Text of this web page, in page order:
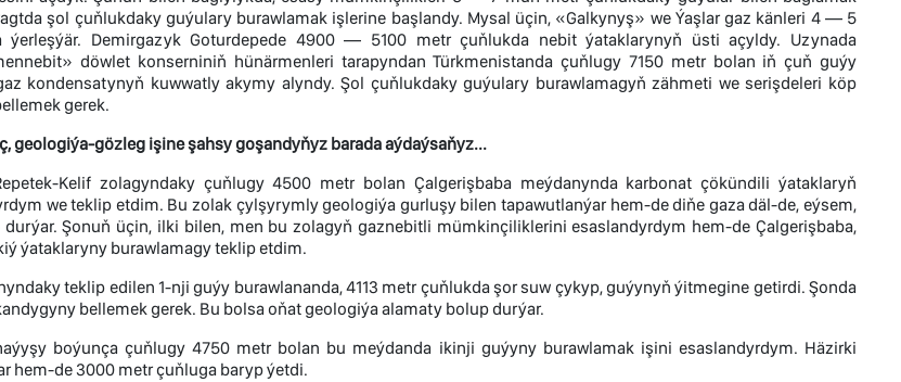
şol çuňlukdaky guýulary burawlamak işlerine başlandy. Mysal üçin, «Galkynyş» we Ýaşlar gaz känleri 4 — 5
ýerleşýär. Demirgazyk Goturdepede 4900 — 5100 metr çuňlukda nebit ýataklarynyň üsti açyldy. Uzynada
döwlet konserniniň hünärmenleri tarapyndan Türkmenistanda çuňlugy 7150 metr bolan iň çuň guýy
kondensatynyň kuwwatly akymy alyndy. Şol çuňlukdaky guýulary burawlamagyň zähmeti we serişdeleri köp
gerek.
geologiýa-gözleg işine şahsy goşandyňyz barada aýdaýsaňyz...
Kelif zolagyndaky çuňlugy 4500 metr bolan Çalgerişbaba meýdanynda karbonat çökündili ýataklaryň
we teklip etdim. Bu zolak çylşyrymly geologiýa gurluşy bilen tapawutlanýar hem-de diňe gaza däl-de, eýsem,
Şonuň üçin, ilki bilen, men bu zolagyň gaznebitli mümkinçiliklerini esaslandyrdym hem-de Çalgerişbaba,
ýataklaryny burawlamagy teklip etdim.
teklip edilen 1-nji guýy burawlananda, 4113 metr çuňlukda şor suw çykyp, guýynyň ýitmegine getirdi. Şonda
bellemek gerek. Bu bolsa oňat geologiýa alamaty bolup durýar.
boýunça çuňlugy 4750 metr bolan bu meýdanda ikinji guýyny burawlamak işini esaslandyrdym. Häzirki
hem-de 3000 metr çuňluga baryp ýetdi.